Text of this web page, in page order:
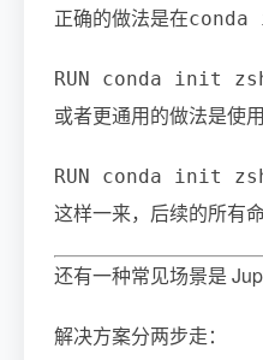
正确的做法是在
RUN conda init
或者更通用的做法是使用
RUN conda init
这样一来，后续的所有
还有一种常见场景是
解决方案分两步走：